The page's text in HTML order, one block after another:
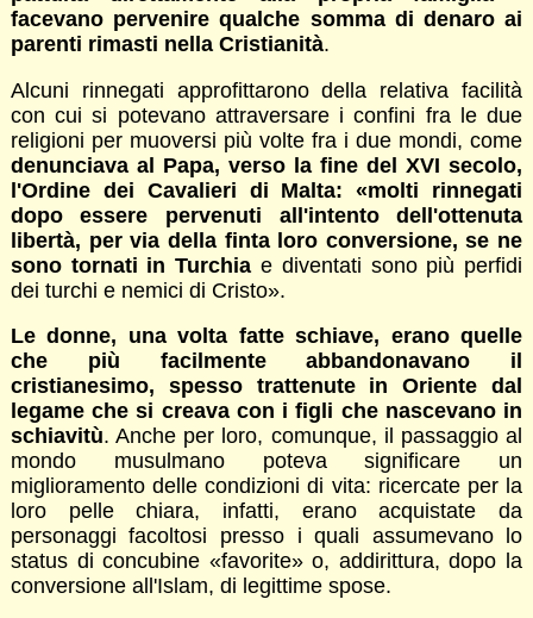
facevano pervenire qualche somma di denaro ai
parenti rimasti nella Cristianità.
Alcuni rinnegati approfittarono della relativa facilità
con cui si potevano attraversare i confini fra le due
religioni per muoversi più volte fra i due mondi, come
denunciava al Papa, verso la fine del XVI secolo,
l'Ordine dei Cavalieri di Malta: «molti rinnegati
dopo essere pervenuti all'intento dell'ottenuta
libertà, per via della finta loro conversione, se ne
sono tornati in Turchia e diventati sono più perfidi
dei turchi e nemici di Cristo».
Le donne, una volta fatte schiave, erano quelle
che più facilmente abbandonavano il
cristianesimo, spesso trattenute in Oriente dal
legame che si creava con i figli che nascevano in
schiavitù. Anche per loro, comunque, il passaggio al
mondo musulmano poteva significare un
miglioramento delle condizioni di vita: ricercate per la
loro pelle chiara, infatti, erano acquistate da
personaggi facoltosi presso i quali assumevano lo
status di concubine «favorite» o, addirittura, dopo la
conversione all'Islam, di legittime spose.